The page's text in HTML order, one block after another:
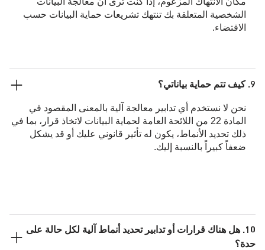
الشخصية المتعلقة بك تنتهك تشريعات حماية البيانات حسب
الاقتضاء.
9. كيف تتم حماية بياناتي؟
نحن لا نستخدم أي تدابير معالجة آلية بالمعنى المقصود في
المادة 22 من اللائحة العامة لحماية البيانات لاتخاذ قرار، بما في
ذلك تحديد الأنماط، يكون له تأثير قانوني عليك أو قد يشكل
ضعفاً كبيراً بالنسبة إليك.
10. هل هناك قرارات أو تدابير تحديد أنماط آلية لكل حالة على
حدة؟